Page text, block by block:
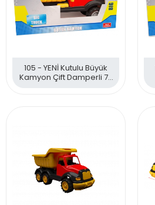
105 - YENİ Kutulu Büyük
Kamyon Çift Damperli 70